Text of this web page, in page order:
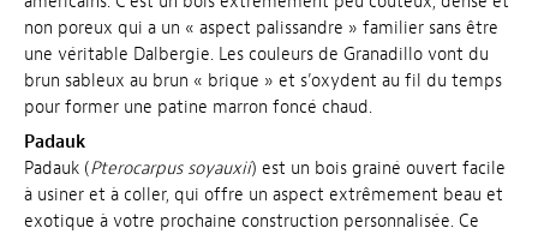
non poreux qui a un « aspect palissandre » familier sans être
une véritable Dalbergie. Les couleurs de Granadillo vont du
brun sableux au brun « brique » et s’oxydent au fil du temps
pour former une patine marron foncé chaud.
Padauk
Padauk (Pterocarpus soyauxii) est un bois grainé ouvert facile
à usiner et à coller, qui offre un aspect extrêmement beau et
exotique à votre prochaine construction personnalisée. Ce